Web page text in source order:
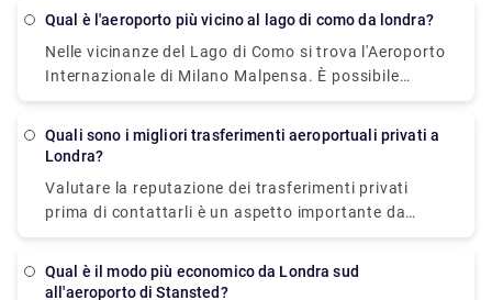
impiega circa 35 ore e costa € 200 - € 350.
metropolitana da Heathrow (zona 6) al centro di
Londra (zona 1) costa circa £ 6 per gli adulti, o
quando si paga con una carta di credito contactless
costa £ 3. In compagnia di un adulto, i bambini
sotto gli 11 anni viaggiano gratis.
Qual è l'aeroporto più vicino al lago di como da londra?
Nelle vicinanze del Lago di Como si trova l'Aeroporto
Internazionale di Milano Malpensa. È possibile
prendere il Malpensa Express dall'aeroporto a
durata di viaggio di 1 ora e 30 minuti, che dipende
Il prezzo di partenza è di circa £ 15.
Quali sono i migliori trasferimenti aeroportuali privati a
Londra?
Valutare la reputazione dei trasferimenti privati
prima di contattarli è un aspetto importante da
verificare, quindi vengono visualizzate licenze e
cerca il prezzo. Siamo molto obbligati a informarti
Qual è il modo più economico da Londra sud
all'aeroporto di Stansted?